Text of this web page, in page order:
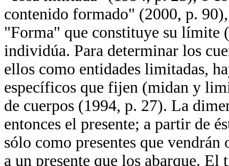
contenido formado" (2000, p.
"Forma" que constituye su límite
individúa. Para determinar los
ellos como entidades limitadas,
específicos que fijen (midan y
de cuerpos (1994, p. 27). La
entonces el presente; a partir de
sólo como presentes que
a un presente que los abarque. El